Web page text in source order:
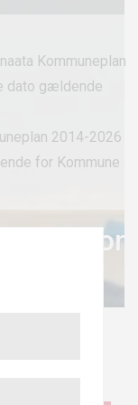
Kommuneplan
dato gældende
2014-2026
for Kommune
26 for